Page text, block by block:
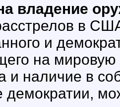
владение
в
и
на
и наличие в
демократии,